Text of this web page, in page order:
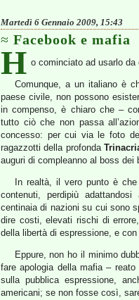
Martedì 6 Gennaio 2009, 15:43
Facebook e mafia
H o cominciato ad usarlo
Comunque, a un italiano è
paese civile, non possono
in compenso, è chiaro che –
tutto ciò che non passa
concesso: per cui via le foto
ragazzotti della profonda
auguri di compleanno al boss
In realtà, il vero punto è
contenuti, perdipiù
centinaia di nazioni su cui sono
dire costi, elevati rischi di
della libertà di espressione, e
Eppure, non ho il minimo
fare apologia della mafia –
sulla pubblica espressione,
americani; se non fosse così,